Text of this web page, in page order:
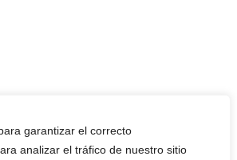
garantizar el correcto
analizar el tráfico de nuestro sitio